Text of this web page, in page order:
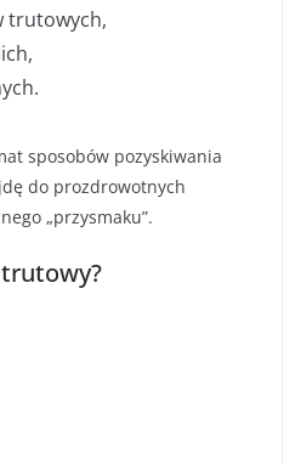
trutowych,
sposobów pozyskiwania
do prozdrowotnych
„przysmaku”.